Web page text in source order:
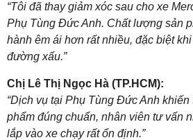
“Tôi đã thay giảm xóc sau cho xe
Phụ Tùng Đức Anh. Chất lượng sản
hành êm ái hơn rất nhiều, đặc biệt
đường xấu.”
Chị Lê Thị Ngọc Hà (TP.HCM):
“Dịch vụ tại Phụ Tùng Đức Anh
phẩm đúng chuẩn, nhân viên tư vấn
lắp vào xe chạy rất ổn định.”